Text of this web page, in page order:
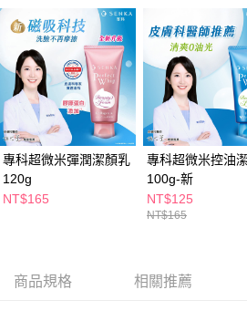
取消之訂單仍視為有效，需透過AFTEE先享
先享後付 」之結帳頁面顯示為準，若有關於
退款等相關疑問，請聯繫「AFTEE先享後付
support/home
司提供之「AFTEE先享後付」服務完成之交
供個人資料，並將交易相關給付款項請求債
司。
瀏覽以下網址：
法定代理人或監護人之同意方可使用
仍有額度不足之情形，本公司將視審查結果
上)免運費
以上)免運費
以上)免運費
上)免運費
統一出貨)
專科超微米彈潤潔顏乳
120g
NT$165
專科超微米控油
100g-新
NT$125
NT$165
商品規格 相關推薦